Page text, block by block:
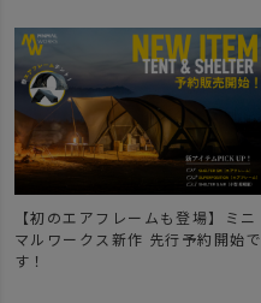
【初のエアフレームも登場】ミニ
マルワークス新作 先行予約開始で
す！